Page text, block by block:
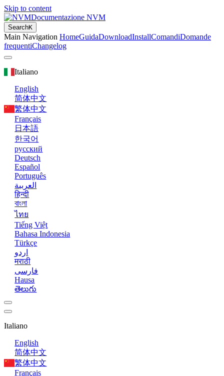
Skip to content
Documentazione NVM
SearchK
Main Navigation HomeGuidaDownloadInstallComandiDomande
frequentiChangelog
Italiano
English
简体中文
繁体中文
Français
日本語
한국어
русский
Deutsch
Español
Português
العربية
हिन्दी
বাংলা
ไทย
Tiếng Việt
Bahasa Indonesia
Türkçe
اردو
मराठी
فارسی
Hausa
తెలుగు
Italiano
English
简体中文
繁体中文
Français